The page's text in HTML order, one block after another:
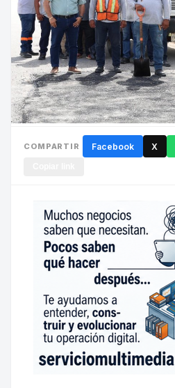
COMPARTIR Facebook X